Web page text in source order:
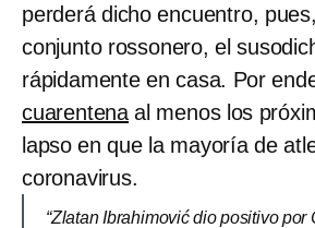
perderá dicho encuentro,
conjunto rossonero, el
rápidamente en casa. Por
cuarentena al menos los
lapso en que la mayoría de
coronavirus.
“Zlatan Ibrahimović dio positivo por